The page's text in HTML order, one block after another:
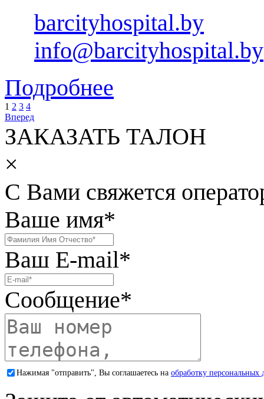
barcityhospital.by
info@barcityhospital.by
Подробнее
1 2 3 4
Вперед
ЗАКАЗАТЬ ТАЛОН
×
С Вами свяжется
Ваше имя*
Ваш E-mail*
Сообщение*
Нажимая "отправить", Вы соглашаетесь на обработку персональных